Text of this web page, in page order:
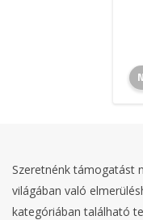
Szeretnénk támogatást
világában való
kategóriában található